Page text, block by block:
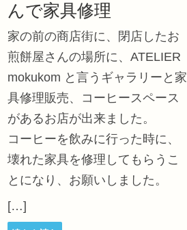
んで家具修理
家の前の商店街に、閉店したお
煎餅屋さんの場所に、ATELIER
mokukom と言うギャラリーと家
具修理販売、コーヒースペース
があるお店が出来ました。
コーヒーを飲みに行った時に、
壊れた家具を修理してもらうこ
とになり、お願いしました。
[…]